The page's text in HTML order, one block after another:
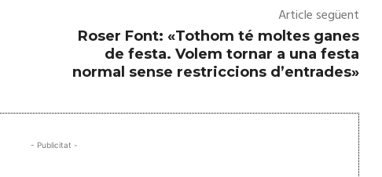
Article següent
Roser Font: «Tothom té moltes ganes
de festa. Volem tornar a una festa
normal sense restriccions d’entrades»
- Publicitat -